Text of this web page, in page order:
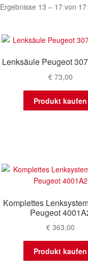
Ergebnisse 13 – 17 von
Lenksäule Peugeot
€73,00
Produkt kaufen
Komplettes
Peugeot
€363,00
Produkt kaufen